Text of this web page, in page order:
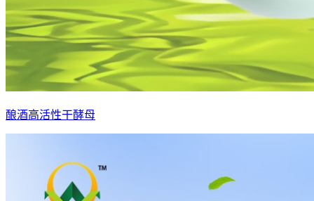
酿酒高活性干酵母